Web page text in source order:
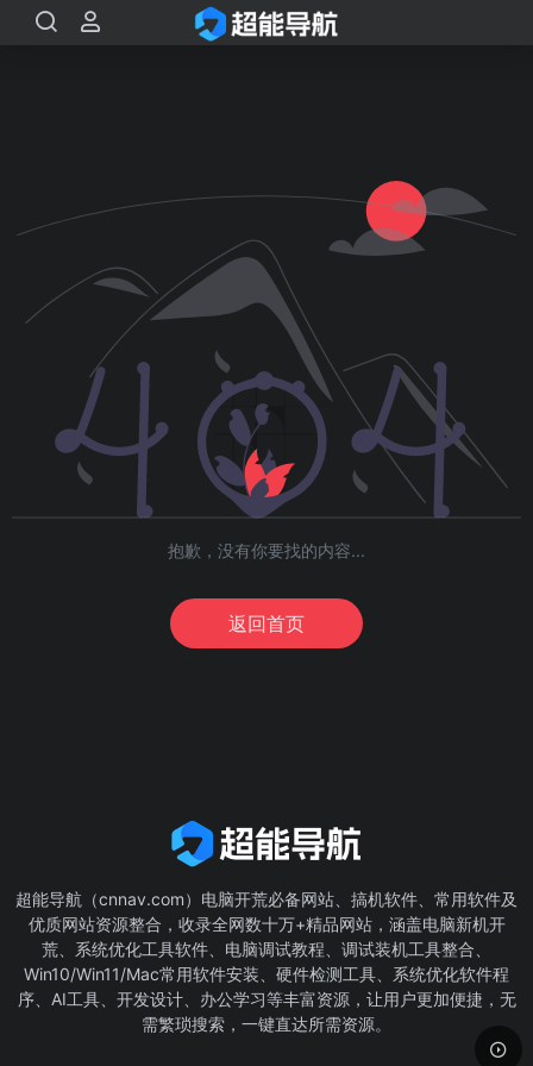
抱歉，没有你要找的内容...
返回首页
超能导航（cnnav.com）电脑开荒必备网站、搞机软件、常用软件及
优质网站资源整合，收录全网数十万+精品网站，涵盖电脑新机开
荒、系统优化工具软件、电脑调试教程、调试装机工具整合、
Win10/Win11/Mac常用软件安装、硬件检测工具、系统优化软件程
序、AI工具、开发设计、办公学习等丰富资源，让用户更加便捷，无
需繁琐搜索，一键直达所需资源。